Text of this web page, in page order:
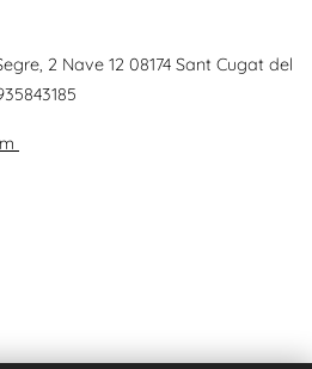
2 Nave 12 08174 Sant Cugat del